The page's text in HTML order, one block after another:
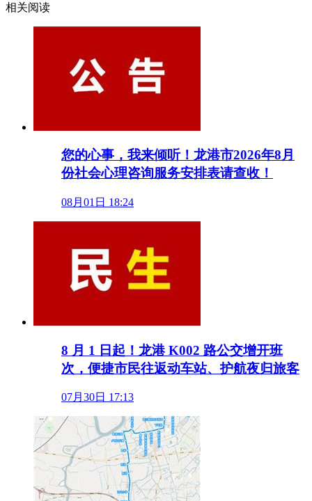
相关阅读
您的心事，我来倾听！龙港市2026年8月
份社会心理咨询服务安排表请查收！
08月01日 18:24
8 月 1 日起！龙港 K002 路公交增开班
次，便捷市民往返动车站、护航夜归旅客
07月30日 17:13